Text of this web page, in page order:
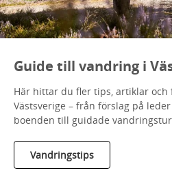
Guide till vandring i
Här hittar du fler tips, artiklar
Västsverige – från förslag på
boenden till guidade
Vandringstips